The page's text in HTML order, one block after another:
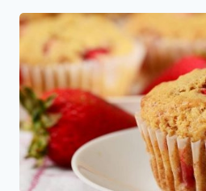
Babeczki
z
truskawkami
(Pastelitos
con
fresas)